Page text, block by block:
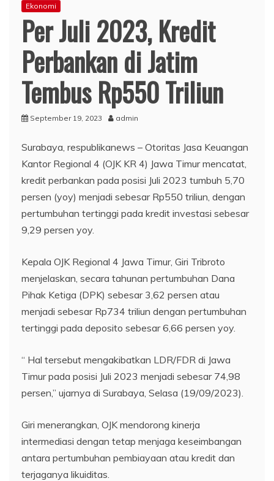
Ekonomi
Per Juli 2023, Kredit
Perbankan di Jatim
Tembus Rp550 Triliun
September 19, 2023 admin
Surabaya, respublikanews – Otoritas Jasa Keuangan
Kantor Regional 4 (OJK KR 4) Jawa Timur mencatat,
kredit perbankan pada posisi Juli 2023 tumbuh 5,70
persen (yoy) menjadi sebesar Rp550 triliun, dengan
pertumbuhan tertinggi pada kredit investasi sebesar
9,29 persen yoy.
Kepala OJK Regional 4 Jawa Timur, Giri Tribroto
menjelaskan, secara tahunan pertumbuhan Dana
Pihak Ketiga (DPK) sebesar 3,62 persen atau
menjadi sebesar Rp734 triliun dengan pertumbuhan
tertinggi pada deposito sebesar 6,66 persen yoy.
“ Hal tersebut mengakibatkan LDR/FDR di Jawa
Timur pada posisi Juli 2023 menjadi sebesar 74,98
persen,” ujarnya di Surabaya, Selasa (19/09/2023).
Giri menerangkan, OJK mendorong kinerja
intermediasi dengan tetap menjaga keseimbangan
antara pertumbuhan pembiayaan atau kredit dan
terjaganya likuiditas.